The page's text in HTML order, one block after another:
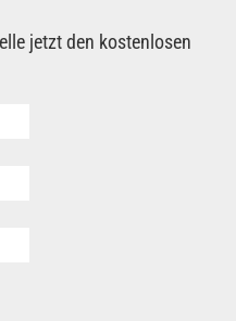
jetzt den kostenlosen